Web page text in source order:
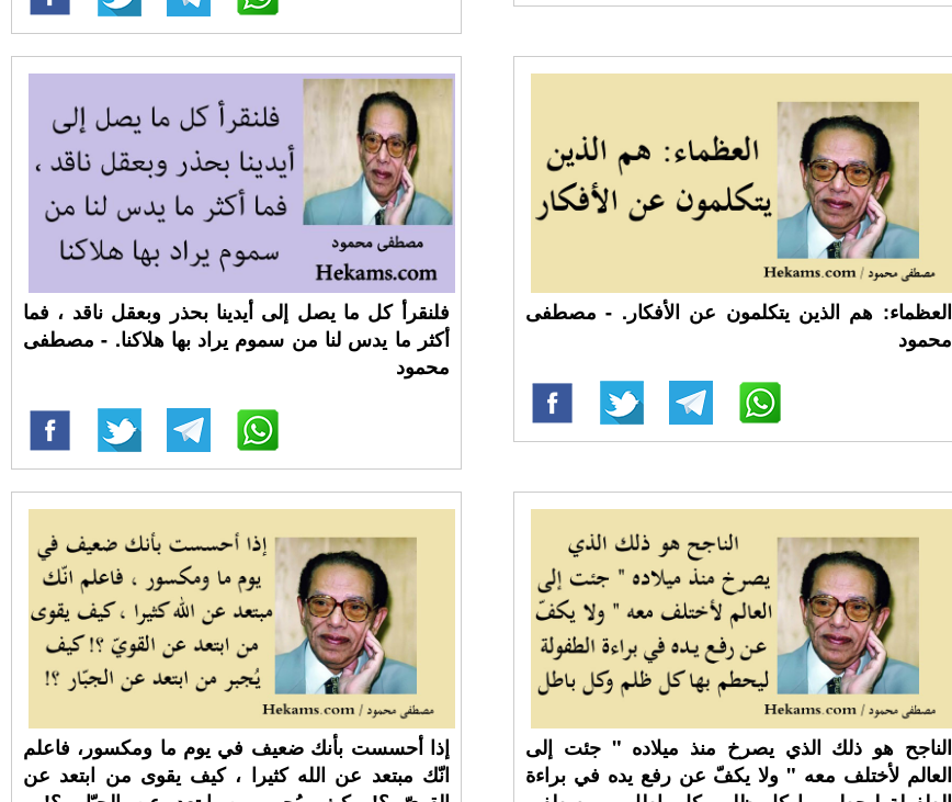
فلنقرأ كل ما يصل إلى أيدينا بحذر وبعقل ناقد ، فما
أكثر ما يدس لنا من سموم يراد بها هلاكنا. - مصطفى
محمود
العظماء: هم الذين يتكلمون عن الأفكار. - مصطفى
محمود
إذا أحسست بأنك ضعيف في يوم ما ومكسور، فاعلم
انّك مبتعد عن الله كثيرا ، كيف يقوى من ابتعد عن
الناجح هو ذلك الذي يصرخ منذ ميلاده " جئت إلى
العالم لأختلف معه " ولا يكفّ عن رفع يده في براءة